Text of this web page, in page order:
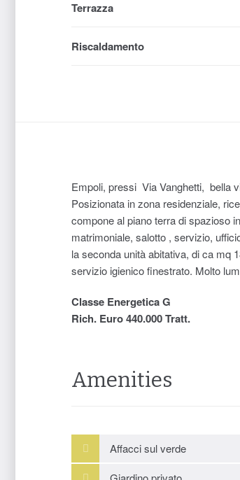
Terrazza
Riscaldamento
Empoli, pressi Via Vanghetti, bella
Posizionata in zona residenziale,
compone al piano terra di spazioso
matrimoniale, salotto , servizio,
la seconda unità abitativa, di ca mq
servizio igienico finestrato. Molto
Classe Energetica G
Rich. Euro 440.000 Tratt.
Amenities
Affacci sul verde